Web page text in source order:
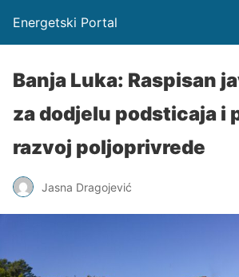
Energetski Portal
Banja Luka: Raspisan
za dodjelu podsticaja i
razvoj poljoprivrede
Jasna Dragojević